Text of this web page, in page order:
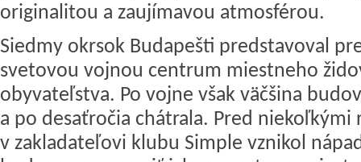
originalitou a zaujímavou atmosférou.
Siedmy okrsok Budapešti predstavoval
svetovou vojnou centrum miestneho
obyvateľstva. Po vojne však väčšina
a po desaťročia chátrala. Pred niekoľkými
v zakladateľovi klubu Simple vznikol